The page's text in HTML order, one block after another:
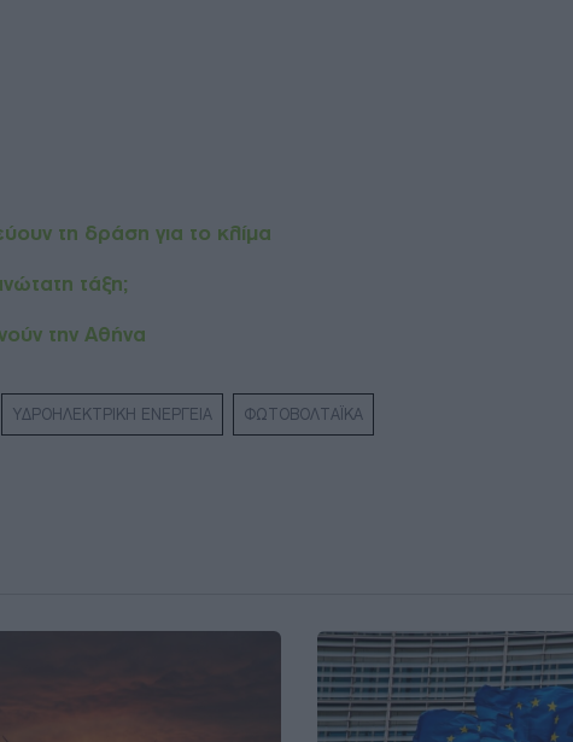
τη δράση για το κλίμα
τάξη;
την Αθήνα
ΥΔΡΟΗΛΕΚΤΡΙΚΗ ΕΝΕΡΓΕΙΑ ΦΩΤΟΒΟΛΤΑΪΚΑ